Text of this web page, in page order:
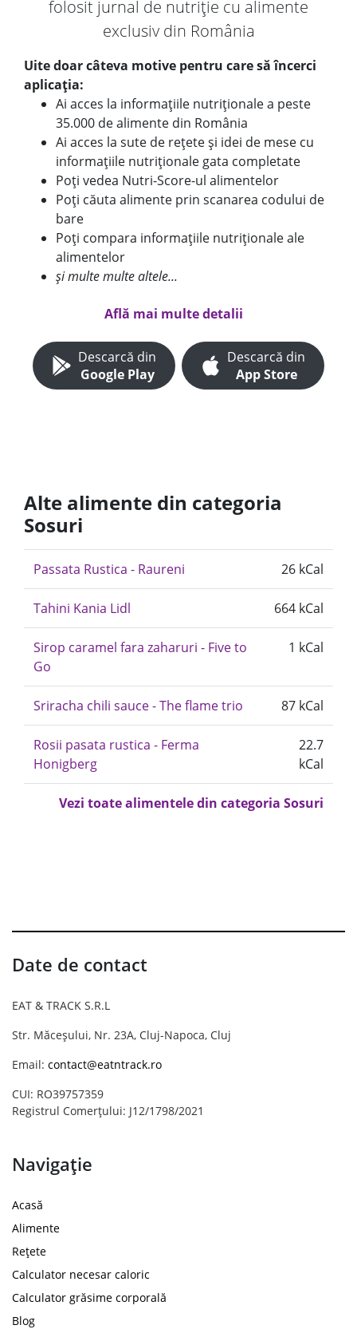
folosit jurnal de nutriție cu alimente
exclusiv din România
Uite doar câteva motive pentru care să încerci
aplicația:
Ai acces la informațiile nutriționale a peste
35.000 de alimente din România
Ai acces la sute de rețete și idei de mese cu
informațiile nutriționale gata completate
Poți vedea Nutri-Score-ul alimentelor
Poți căuta alimente prin scanarea codului de
bare
Poți compara informațiile nutriționale ale
alimentelor
și multe multe altele...
Află mai multe detalii
Descarcă din
Google Play
Descarcă din
App Store
Alte alimente din categoria
Sosuri
Passata Rustica - Raureni 26 kCal
Tahini Kania Lidl 664 kCal
Sirop caramel fara zaharuri - Five to
Go
1 kCal
Sriracha chili sauce - The flame trio 87 kCal
Rosii pasata rustica - Ferma
Honigberg
22.7
kCal
Vezi toate alimentele din categoria Sosuri
Date de contact
EAT & TRACK S.R.L
Str. Măceșului, Nr. 23A, Cluj-Napoca, Cluj
Email: contact@eatntrack.ro
CUI: RO39757359
Registrul Comerțului: J12/1798/2021
Navigație
Acasă
Alimente
Rețete
Calculator necesar caloric
Calculator grăsime corporală
Blog